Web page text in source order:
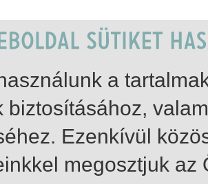
a
biztosításához,
Ezenkívül
megosztjuk